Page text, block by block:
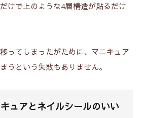
けで上のような4層構造が貼るだけ
ってしまったがために、マニキュア
うという失敗もありません。
ュアとネイルシールのいい